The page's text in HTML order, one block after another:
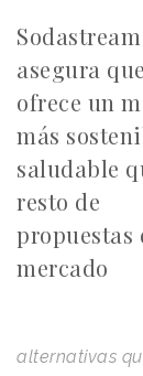
Sodastream
asegura que
ofrece un
más
saludable
resto de
propuestas
mercado
alternativas